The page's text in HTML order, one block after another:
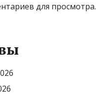
для просмотра.